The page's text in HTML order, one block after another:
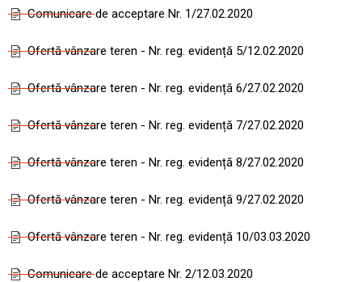
Comunicare de acceptare Nr. 1/27.02.2020
Ofertă vânzare teren - Nr. reg. evidență 5/12.02.2020
Ofertă vânzare teren - Nr. reg. evidență 6/27.02.2020
Ofertă vânzare teren - Nr. reg. evidență 7/27.02.2020
Ofertă vânzare teren - Nr. reg. evidență 8/27.02.2020
Ofertă vânzare teren - Nr. reg. evidență 9/27.02.2020
Ofertă vânzare teren - Nr. reg. evidență 10/03.03.2020
Comunicare de acceptare Nr. 2/12.03.2020